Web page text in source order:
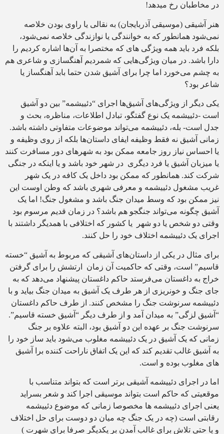
در مخاطبان رخ میدهد!
هنر آشیقی (موسیقی آذربایجان) به نقالی یا راوی بودن خلاصه
نمی‌شود همانطور که به خوانندگی یا نوازندگی خلاصه نمی‌شود،
بلکه فرد باید همه ویژگی های که مختصرا به آن‌ها اشاره کردیم را
دارا باشد. در میان ویژگی‌هایی که شمردیم آهنگسازی و شاعری هم
به چشم می‌خورد اما چرا برای آشیق شدن حتما بابد آهنگساز یا
شاعر بود؟
یکی دیگر از ویژگی‌های آشیق‌ها اجرای “دئییشمه” بین دو آشیق
است -دئییشمه یک نوع گفتگو، تبادل اطلاعات، مناظره، بحث و
جدل است- بله، دئییشمه می‌تواند موضوعات متفاوتی داشته باشد.
زمانی آشیق نه فقط وظیفه ایفای داستان‌ها بلکه از روی وظیفه و
یا احساس نیاز روز جامعه ممکن بود به شهرهای دور مسافرت کنند
یا میزبان آشیق یا فرد دیگری در شهر خود باشد و یا اینکه در جنگی
شرکت کند. همانطور که ممکن بود داخل یک کافه در یک شهر
غریب مشغول دئییشمه و معرفی شهری باشد که وطن اوست این
نیز ممکن بود که وسط میدان جنگ باشد و مشغول جنگ! اما یک
آشیق چگونه می‌تواند جنگجو هم باشد؟ در زمان قدیم مرسوم بود
وقتی دو شخص یا دو شهر یا کشور که اختلافی با همدیگر داشتند با
اجرای یک دئییشمه اختلاف خود را حل کنند.
برای مثال در یکی از داستان‌های آشیقی که مربوط به آشیق “خسته‌
قاسیم” است، وقتی که حاکمیت آن زمان ارتشش را برای گرفتن
خراج به داغستان می‌فرستد حاکم داغستان پیشنهاد می‌دهد که به
جای جنگ و خونریزی از هر طرف یک آشیق به میدان جنگ بیاید و با
دئییشمه سرنوشت جنگ را مشخص کنند. از طرف حاکم داغستان
“آشیق لزگی” به میدان آمد و از طرف دیگر “آشیق خسته قاسیم”.
سرنوشت جنگ بر عهده این دو آشیق بود، البته علاوه بر جنگ
زمانی که یک آشیق در یک دئییشمه مغلوب می‌شود باید ساز خود را
به آشیق غالب تقدیم کند که این یک اتفاق ناراحت کننده برا آشیق
های مغلوب بوده و است.
اما در اجرای دئییشمه آشیقی برتر است که بتواند متناسب با
موقعیتی که حاکم است بتواند موسیقی اجرا کند و شعر بسراید
یعنی اجرای دئییشمه ها مخصوصا زمانی که موضوع دئییشمه
رقابتی است (چه در یک جنگ چه میان دو دوست برای حل اختلاف
و یا حتی تلاش برای غالب آمدن بر یکدیگر صرفا برای شهرت )